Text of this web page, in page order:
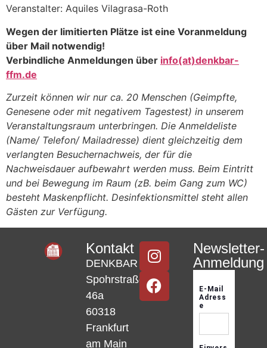
Veranstalter: Aquiles Vilagrasa-Roth
Wegen der limitierten Plätze ist eine Voranmeldung
über Mail notwendig!
Verbindliche Anmeldungen über info(at)denkbar-
ffm.de
Zurzeit können wir nur ca. 20 Menschen (Geimpfte,
Genesene oder mit negativem Tagestest) in unserem
Veranstaltungsraum unterbringen. Die Anmeldeliste
(Name/ Telefon/ Mailadresse) dient gleichzeitig dem
verlangten Besuchernachweis, der für die
Nachweisdauer aufbewahrt werden muss. Beim Eintritt
und bei Bewegung im Raum (zB. beim Gang zum WC)
besteht Maskenpflicht. Desinfektionsmittel steht allen
Gästen zur Verfügung.
Kontakt
DENKBAR
Spohrstraße
46a
60318
Frankfurt
am Main
Newsletter-
Anmeldung